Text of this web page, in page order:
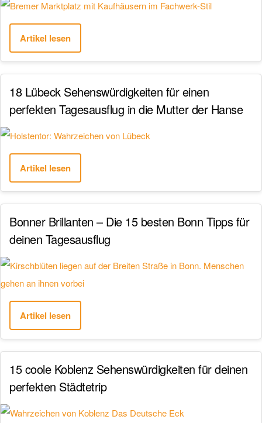
Artikel lesen
18 Lübeck Sehenswürdigkeiten für einen
perfekten Tagesausflug in die Mutter der Hanse
Artikel lesen
Bonner Brillanten – Die 15 besten Bonn Tipps für
deinen Tagesausflug
Artikel lesen
15 coole Koblenz Sehenswürdigkeiten für deinen
perfekten Städtetrip